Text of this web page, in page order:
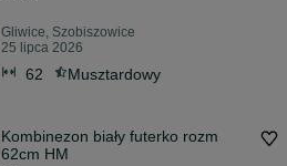
Gliwice, Szobiszowice
25 lipca 2026
62 Musztardowy
Kombinezon biały futerko rozm
62cm HM